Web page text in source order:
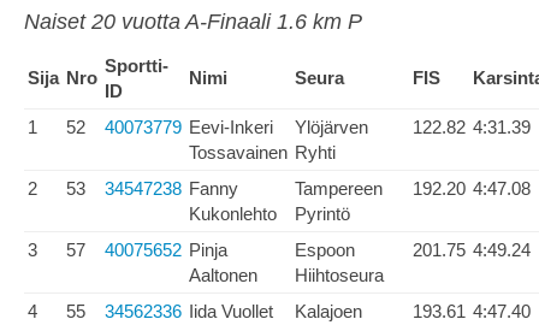
Naiset 20 vuotta A-Finaali 1.6 km P
Sija Nro
Sportti-
ID
Nimi Seura FIS
1 52 40073779 Eevi-Inkeri
Tossavainen
Ylöjärven
Ryhti
122.82 4:31.39
2 53 34547238 Fanny
Kukonlehto
Tampereen
Pyrintö
192.20 4:47.08
3 57 40075652 Pinja
Aaltonen
Espoon
Hiihtoseura
201.75 4:49.24
4 55 34562336 Iida Vuollet
Kalajoen
193.61 4:47.40